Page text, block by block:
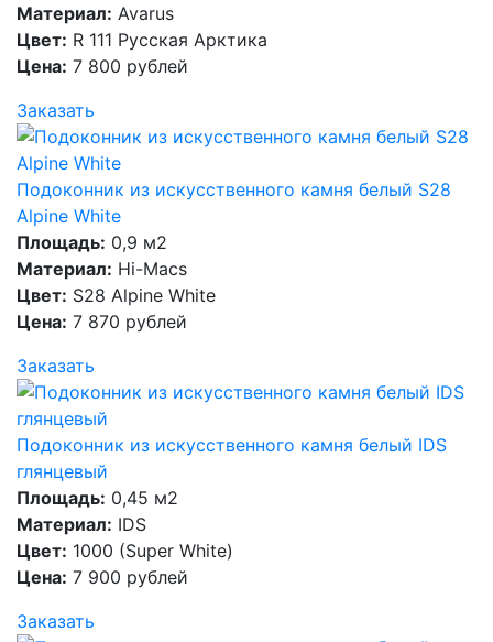
Материал: Avarus
Цвет: R 111 Русская Арктика
Цена: 7 800 рублей
Заказать
Подоконник из искусственного камня белый S28
Alpine White
Площадь: 0,9 м2
Материал: Hi-Macs
Цвет: S28 Alpine White
Цена: 7 870 рублей
Заказать
Подоконник из искусственного камня белый IDS
глянцевый
Площадь: 0,45 м2
Материал: IDS
Цвет: 1000 (Super White)
Цена: 7 900 рублей
Заказать